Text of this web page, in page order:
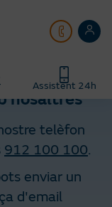
Assistent 24h
nosaltres
telèfon
912 100 100.
enviar un
d'email